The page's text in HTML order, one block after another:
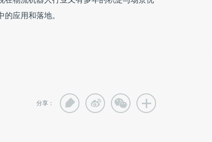
应用和落地。
分享：